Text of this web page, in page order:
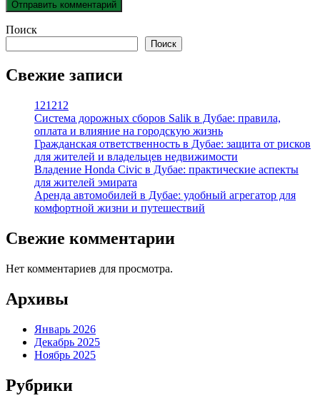
Поиск
Поиск
Свежие записи
121212
Система дорожных сборов Salik в Дубае: правила,
оплата и влияние на городскую жизнь
Гражданская ответственность в Дубае: защита от рисков
для жителей и владельцев недвижимости
Владение Honda Civic в Дубае: практические аспекты
для жителей эмирата
Аренда автомобилей в Дубае: удобный агрегатор для
комфортной жизни и путешествий
Свежие комментарии
Нет комментариев для просмотра.
Архивы
Январь 2026
Декабрь 2025
Ноябрь 2025
Рубрики